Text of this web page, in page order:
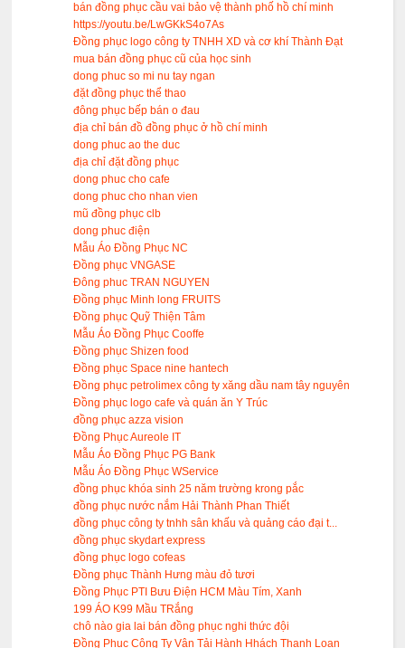
bán đồng phục cầu vai bảo vệ thành phố hồ chí minh
https://youtu.be/LwGKkS4o7As
Đồng phục logo công ty TNHH XD và cơ khí Thành Đạt
mua bán đồng phục cũ của học sinh
dong phuc so mi nu tay ngan
đặt đồng phục thể thao
đông phục bếp bán o đau
địa chỉ bán đồ đồng phục ở hồ chí minh
dong phuc ao the duc
địa chỉ đặt đồng phục
dong phuc cho cafe
dong phuc cho nhan vien
mũ đồng phục clb
dong phuc điện
Mẫu Áo Đồng Phục NC
Đồng phục VNGASE
Đông phuc TRAN NGUYEN
Đồng phục Minh long FRUITS
Đồng phục Quỹ Thiện Tâm
Mẫu Áo Đồng Phục Cooffe
Đồng phục Shizen food
Đồng phục Space nine hantech
Đồng phục petrolimex công ty xăng dầu nam tây nguyên
Đồng phục logo cafe và quán ăn Y Trúc
đồng phục azza vision
Đồng Phục Aureole IT
Mẫu Áo Đồng Phục PG Bank
Mẫu Áo Đồng Phục WService
đồng phục khóa sinh 25 năm trường krong pắc
đồng phục nước nắm Hải Thành Phan Thiết
đồng phục công ty tnhh sân khấu và quảng cáo đại t...
đồng phục skydart express
đồng phục logo cofeas
Đồng phục Thành Hưng màu đỏ tươi
Đồng Phục PTI Bưu Điện HCM Màu Tím, Xanh
199 ÁO K99 Mầu TRắng
chô nào gia lai bán đồng phục nghi thức đội
Đồng Phục Công Ty Vận Tải Hành Hhách Thanh Loan